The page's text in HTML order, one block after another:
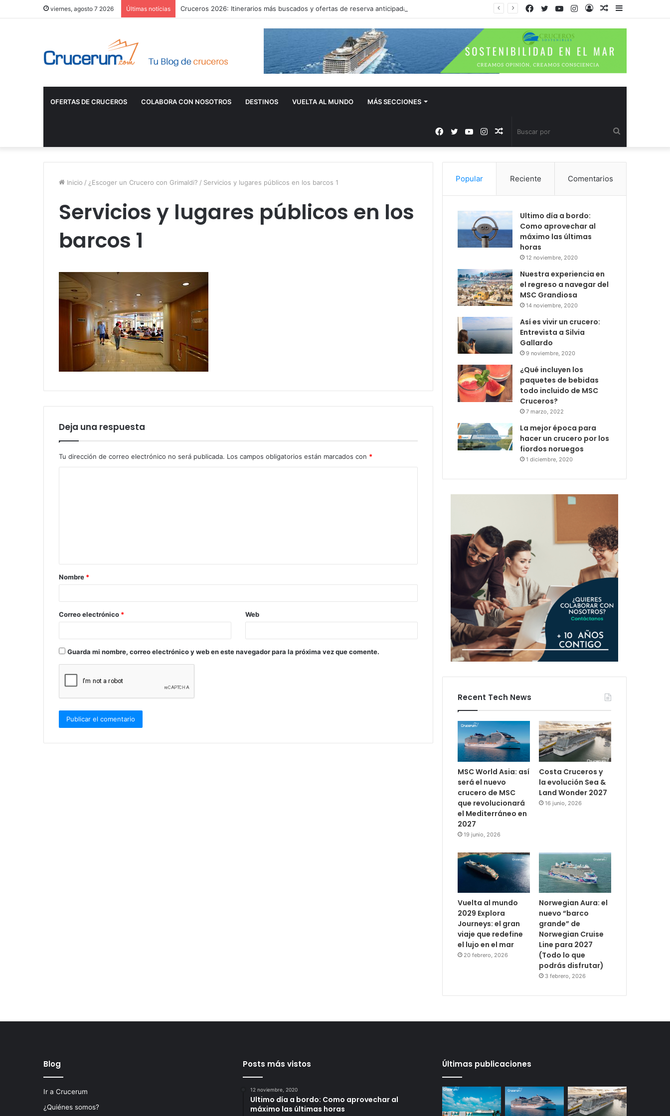
viernes, agosto 7 2026 Últimas notícias Cruceros 2026: Itinerarios más buscados y ofertas de reserva anticipada
Barra
Publicación
Acceso
Instagram
YouTube
Twitter
Facebook
OFERTAS DE CRUCEROS COLABORA CON NOSOTROS DESTINOS VUELTA AL MUNDO MÁS SECCIONES
por
Publicación
al
Instagram
YouTube
Twitter
Facebook
Inicio / ¿Escoger un Crucero con Grimaldi? / Servicios y lugares públicos en los barcos 1
Servicios y lugares públicos en los
barcos 1
Deja una respuesta
Tu dirección de correo electrónico no será publicada. Los campos obligatorios están marcados con *
a
r
*
Nombre *
Correo electrónico * Web
Guarda mi nombre, correo electrónico y web en este navegador para la próxima vez que comente.
Popular Reciente Comentarios
Ultimo día a bordo:
Como aprovechar al
máximo las últimas
horas
12 noviembre, 2020
Nuestra experiencia en
el regreso a navegar del
MSC Grandiosa
14 noviembre, 2020
Así es vivir un crucero:
Entrevista a Silvia
Gallardo
9 noviembre, 2020
¿Qué incluyen los
paquetes de bebidas
todo incluido de MSC
Cruceros?
7 marzo, 2022
La mejor época para
hacer un crucero por los
fiordos noruegos
1 diciembre, 2020
Recent Tech News
MSC World Asia: así
será el nuevo
crucero de MSC
que revolucionará
el Mediterráneo en
2027
19 junio, 2026
Costa Cruceros y
la evolución Sea &
Land Wonder 2027
16 junio, 2026
Vuelta al mundo
2029 Explora
Journeys: el gran
viaje que redefine
el lujo en el mar
20 febrero, 2026
Norwegian Aura: el
nuevo “barco
grande” de
Norwegian Cruise
Line para 2027
(Todo lo que
podrás disfrutar)
3 febrero, 2026
Blog
Ir a Crucerum
¿Quiénes somos?
Posts más vistos
12 noviembre, 2020
Ultimo día a bordo: Como aprovechar al
máximo las últimas horas
Últimas publicaciones